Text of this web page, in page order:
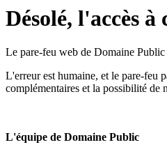
Désolé, l'accès à
Le pare-feu web de Domaine Public
L'erreur est humaine, et le pare-feu
complémentaires et la possibilité de
L'équipe de Domaine Public